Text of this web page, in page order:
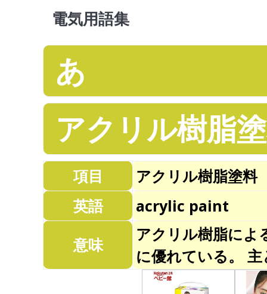
電気用語集
あ
アクリル樹脂
項目
アクリル樹脂塗
英語
acrylic paint
意味
アクリル樹脂によ
に優れている。